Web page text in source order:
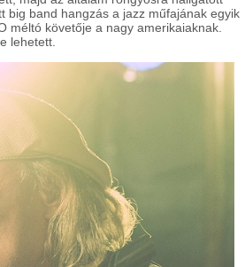
big band hangzás a jazz műfajának egyik
méltó követője a nagy amerikaiaknak.
lehetett.